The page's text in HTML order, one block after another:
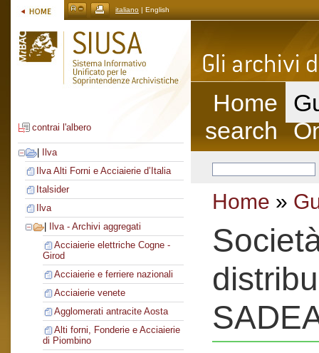
italiano | English
contrai l'albero
Ilva
Ilva Alti Forni e Acciaierie d’Italia
Italsider
Ilva
Ilva - Archivi aggregati
Acciaierie elettriche Cogne -
Girod
Acciaierie e ferriere nazionali
Acciaierie venete
Agglomerati antracite Aosta
Alti forni, Fonderie e Acciaierie
di Piombino
Home
search
Home »